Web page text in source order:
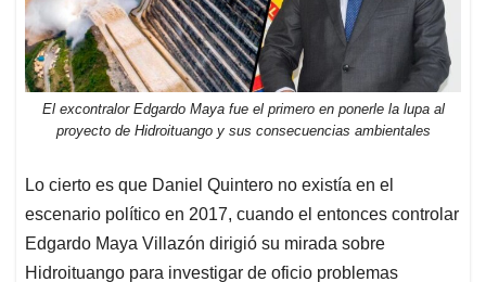
El excontralor Edgardo Maya fue el primero en ponerle la lupa al
proyecto de Hidroituango y sus consecuencias ambientales
Lo cierto es que Daniel Quintero no existía en el
escenario político en 2017, cuando el entonces controlar
Edgardo Maya Villazón dirigió su mirada sobre
Hidroituango para investigar de oficio problemas